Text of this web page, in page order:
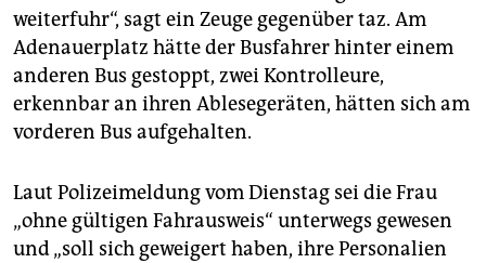
weiterfuhr“, sagt ein Zeuge gegenüber taz. Am
Adenauerplatz hätte der Busfahrer hinter einem
anderen Bus gestoppt, zwei Kontrolleure,
erkennbar an ihren Ablesegeräten, hätten sich am
vorderen Bus aufgehalten.
Laut Polizeimeldung vom Dienstag sei die Frau
„ohne gültigen Fahrausweis“ unterwegs gewesen
und „soll sich geweigert haben, ihre Personalien